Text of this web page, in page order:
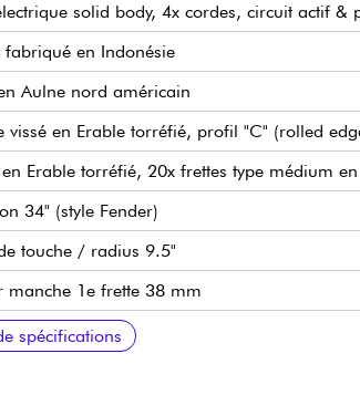
solid body, 4x cordes, circuit actif &
fabriqué en Indonésie
Aulne nord américain
vissé en Erable torréfié, profil "C" (rolled
en Erable torréfié, 20x frettes type médium
34" (style Fender)
touche / radius 9.5"
manche 1e frette 38 mm
Super-PJ Revolution Pickup set
Heritage-3 preamp, débrayable active/
(potentiomètre concentrique)
micros
/ fréquence de médium (potentiomètre
(modes actif / passif)
Sire Marcus Miller Modern-S Bass
Sire Premium Light Weight Open Gear
os
corps brillant
manche satin
spécifications